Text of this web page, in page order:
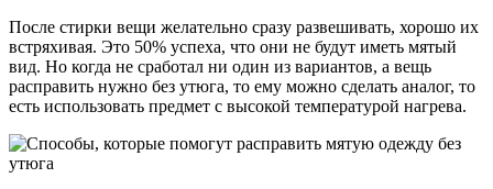
После стирки вещи желательно сразу развешивать, хорошо их
встряхивая. Это 50% успеха, что они не будут иметь мятый
вид. Но когда не сработал ни один из вариантов, а вещь
расправить нужно без утюга, то ему можно сделать аналог, то
есть использовать предмет с высокой температурой нагрева.